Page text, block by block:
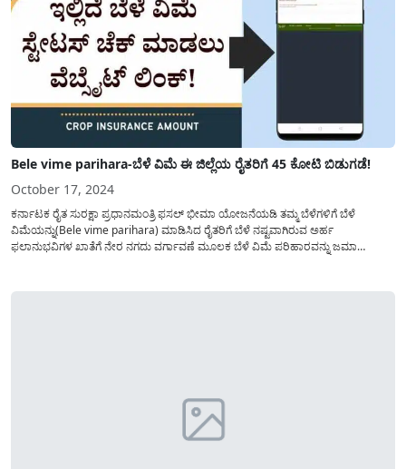
Bele vime parihara-ಬೆಳೆ ವಿಮೆ ಈ ಜಿಲ್ಲೆಯ ರೈತರಿಗೆ 45 ಕೋಟಿ ಬಿಡುಗಡೆ!
October 17, 2024
ಕರ್ನಾಟಕ ರೈತ ಸುರಕ್ಷಾ ಪ್ರಧಾನಮಂತ್ರಿ ಫಸಲ್ ಭೀಮಾ ಯೋಜನೆಯಡಿ ತಮ್ಮ ಬೆಳೆಗಳಿಗೆ ಬೆಳೆ
ವಿಮೆಯನ್ನು(Bele vime parihara) ಮಾಡಿಸಿದ ರೈತರಿಗೆ ಬೆಳೆ ನಷ್ಟವಾಗಿರುವ ಅರ್ಹ
ಫಲಾನುಭವಿಗಳ ಖಾತೆಗೆ ನೇರ ನಗದು ವರ್ಗಾವಣೆ ಮೂಲಕ ಬೆಳೆ ವಿಮೆ ಪರಿಹಾರವನ್ನು ಜಮಾ